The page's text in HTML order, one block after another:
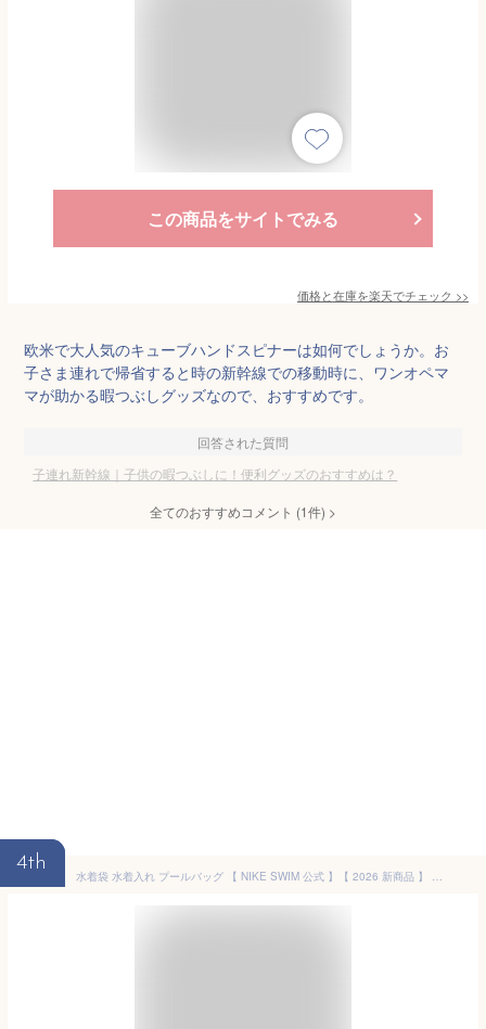
この商品をサイトでみる
価格と在庫を楽天でチェック >>
欧米で大人気のキューブハンドスピナーは如何でしょうか。お
子さま連れで帰省すると時の新幹線での移動時に、ワンオペマ
マが助かる暇つぶしグッズなので、おすすめです。
回答された質問
子連れ新幹線｜子供の暇つぶしに！便利グッズのおすすめは？
全てのおすすめコメント (1件) >
4th
水着袋 水着入れ プールバッグ 【 NIKE SWIM 公式 】【 2026 新商品 】 ベーシックプールバッグ 1994039 ナイキ スイムバック バッグ スイミング 水泳 男の子 女の子 男子 女子 男児 女児 袋 スイミングスクール 水泳授業 小学生 小学校 中学生 中学校 ボーイズ ガールズ